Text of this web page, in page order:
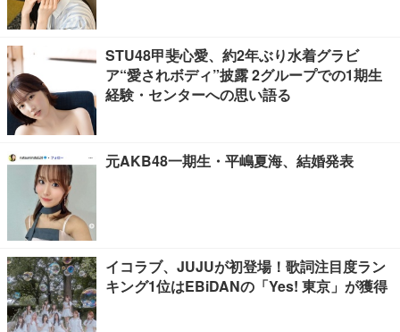
STU48甲斐心愛、約2年ぶり水着グラビ
ア“愛されボディ”披露 2グループでの1期生
経験・センターへの思い語る
元AKB48一期生・平嶋夏海、結婚発表
イコラブ、JUJUが初登場！歌詞注目度ラン
キング1位はEBiDANの「Yes! 東京」が獲得